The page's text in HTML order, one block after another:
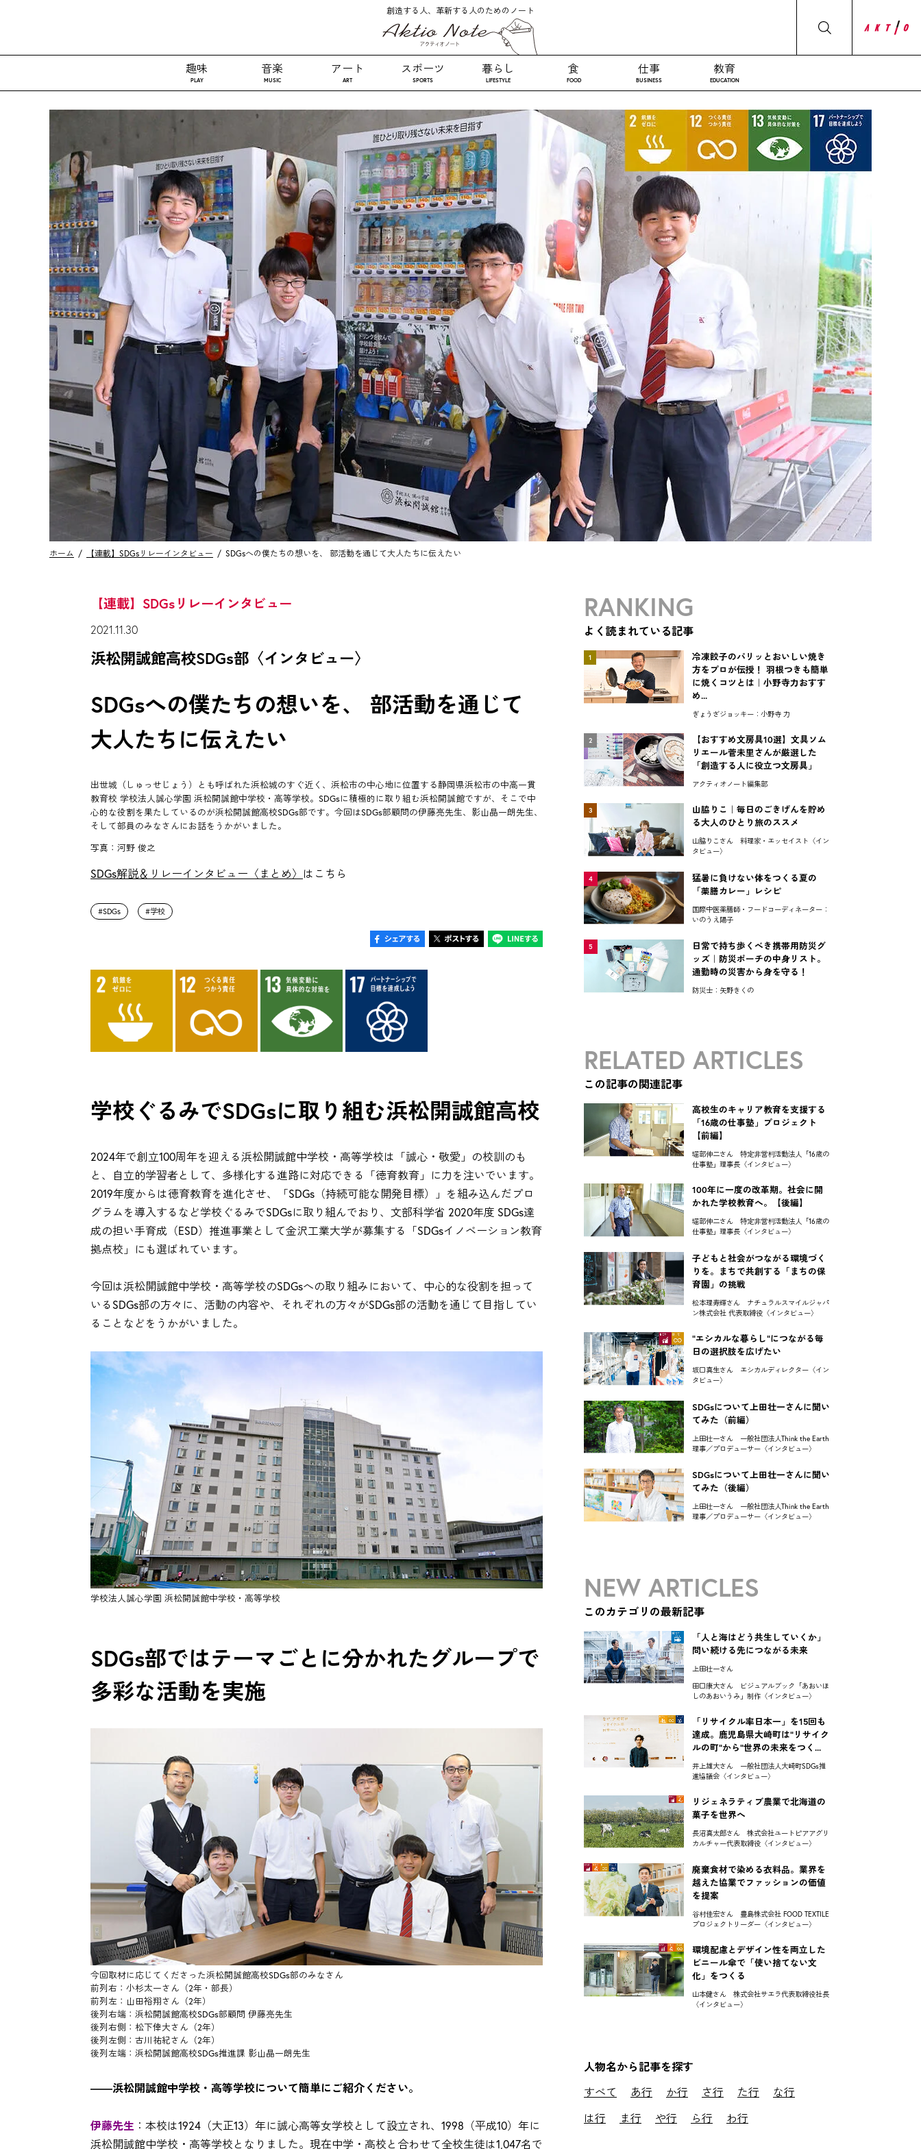
創造する人、革新する人のためのノート
趣味
PLAY
音楽
MUSIC
アート
ART
スポーツ
SPORTS
暮らし
LIFESTYLE
食
FOOD
仕事
BUSINESS
教育
EDUCATION
ホーム 【連載】SDGsリレーインタビュー SDGsへの僕たちの想いを、 部活動を通じて大人たちに伝えたい
【連載】SDGsリレーインタビュー
2021.11.30
浜松開誠館高校SDGs部〈インタビュー〉
SDGsへの僕たちの想いを、 部活動を通じて
大人たちに伝えたい
出世城（しゅっせじょう）とも呼ばれた浜松城のすぐ近く、浜松市の中心地に位置する静岡県浜松市の中高一貫
教育校 学校法人誠心学園 浜松開誠館中学校・高等学校。SDGsに積極的に取り組む浜松開誠館ですが、そこで中
心的な役割を果たしているのが浜松開誠館高校SDGs部です。今回はSDGs部顧問の伊藤亮先生、影山晶一朗先生、
そして部員のみなさんにお話をうかがいました。
写真：河野 俊之
SDGs解説＆リレーインタビュー〈まとめ〉 はこちら
SDGs 学校
学校ぐるみでSDGsに取り組む浜松開誠館高校
2024年で創立100周年を迎える浜松開誠館中学校・高等学校は「誠心・敬愛」の校訓のも
と、自立的学習者として、多様化する進路に対応できる「徳育教育」に力を注いでいます。
2019年度からは徳育教育を進化させ、「SDGs（持続可能な開発目標）」を組み込んだプロ
グラムを導入するなど学校ぐるみでSDGsに取り組んでおり、文部科学省 2020年度 SDGs達
成の担い手育成（ESD）推進事業として金沢工業大学が募集する「SDGsイノベーション教育
拠点校」にも選ばれています。
今回は浜松開誠館中学校・高等学校のSDGsへの取り組みにおいて、中心的な役割を担って
いるSDGs部の方々に、活動の内容や、それぞれの方々がSDGs部の活動を通じて目指してい
ることなどをうかがいました。
学校法人誠心学園 浜松開誠館中学校・高等学校
SDGs部ではテーマごとに分かれたグループで
多彩な活動を実施
今回取材に応じてくださった浜松開誠館高校SDGs部のみなさん
前列右：小杉太一さん（2年・部長）
前列左：山田裕翔さん（2年）
後列右端：浜松開誠館高校SDGs部顧問 伊藤亮先生
後列右側：松下倖大さん（2年）
後列左側：古川祐紀さん（2年）
後列左端：浜松開誠館高校SDGs推進課 影山晶一朗先生
――浜松開誠館中学校・高等学校について簡単にご紹介ください。
伊藤先生 ：本校は1924（大正13）年に誠心高等女学校として設立され、1998（平成10）年に
浜松開誠館中学校・高等学校となりました。現在中学・高校と合わせて全校生徒は1,047名で
RANKING
よく読まれている記事
1
冷凍餃子のパリッとおいしい焼き
方をプロが伝授！ 羽根つきも簡単
に焼くコツとは｜小野寺力おすす
め...
ぎょうざジョッキー：小野寺 力
2
【おすすめ文房具10選】文具ソム
リエール菅未里さんが厳選した
「創造する人に役立つ文房具」
アクティオノート編集部
3
山脇りこ｜毎日のごきげんを貯め
る大人のひとり旅のススメ
山脇りこさん 料理家・エッセイスト〈イン
タビュー〉
4
猛暑に負けない体をつくる夏の
「薬膳カレー」レシピ
国際中医薬膳師・フードコーディネーター：
いのうえ陽子
5
日常で持ち歩くべき携帯用防災グ
ッズ｜防災ポーチの中身リスト。
通勤時の災害から身を守る！
防災士：矢野きくの
RELATED ARTICLES
この記事の関連記事
高校生のキャリア教育を支援する
「16歳の仕事塾」プロジェクト
【前編】
堀部伸二さん 特定非営利活動法人「16歳の
仕事塾」理事長〈インタビュー〉
100年に一度の改革期。社会に開
かれた学校教育へ。【後編】
堀部伸二さん 特定非営利活動法人「16歳の
仕事塾」理事長〈インタビュー〉
子どもと社会がつながる環境づく
りを。まちで共創する「まちの保
育園」の挑戦
松本理寿輝さん ナチュラルスマイルジャパ
ン株式会社 代表取締役〈インタビュー〉
"エシカルな暮らし"につながる毎
日の選択肢を広げたい
坂口真生さん エシカルディレクター〈イン
タビュー〉
SDGsについて上田壮一さんに聞い
てみた（前編）
上田壮一さん 一般社団法人Think the Earth
理事／プロデューサー〈インタビュー〉
SDGsについて上田壮一さんに聞い
てみた（後編）
上田壮一さん 一般社団法人Think the Earth
理事／プロデューサー〈インタビュー〉
NEW ARTICLES
このカテゴリの最新記事
「人と海はどう共生していくか」
問い続ける先につながる未来
上田壮一さん
田口康大さん ビジュアルブック「あおいほ
しのあおいうみ」制作〈インタビュー〉
「リサイクル率日本一」を15回も
達成。鹿児島県大崎町は"リサイク
ルの町"から"世界の未来をつく...
井上雄大さん 一般社団法人大崎町SDGs推
進協議会〈インタビュー〉
リジェネラティブ農業で北海道の
菓子を世界へ
長沼真太郎さん 株式会社ユートピアアグリ
カルチャー代表取締役〈インタビュー〉
廃棄食材で染める衣料品。業界を
越えた協業でファッションの価値
を提案
谷村佳宏さん 豊島株式会社 FOOD TEXTILE
プロジェクトリーダー〈インタビュー〉
環境配慮とデザイン性を両立した
ビニール傘で「使い捨てない文
化」をつくる
山本健さん 株式会社サエラ代表取締役社長
〈インタビュー〉
人物名から記事を探す
すべて あ行 か行 さ行 た行
な行
は行
ま行 や行 ら行 わ行